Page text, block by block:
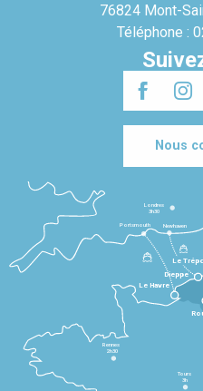
76824 Mont-
Téléphone :
Nous
Le Havre
Dieppe
Le
Rennes
2h30
Tours
3h
Londres
3h30
Newhaven
Portsmouth